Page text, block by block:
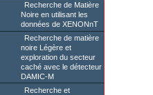
Recherche de Matière
Noire en utilisant les
données de XENONnT
Recherche de matière
noire Légère et
exploration du secteur
caché avec le détecteur
DAMIC-M
Recherche et